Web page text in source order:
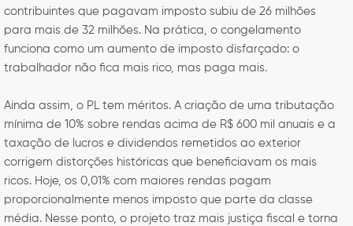
contribuintes que pagavam imposto subiu de 26 milhões
para mais de 32 milhões. Na prática, o congelamento
funciona como um aumento de imposto disfarçado: o
trabalhador não fica mais rico, mas paga mais.
Ainda assim, o PL tem méritos. A criação de uma tributação
mínima de 10% sobre rendas acima de R$ 600 mil anuais e a
taxação de lucros e dividendos remetidos ao exterior
corrigem distorções históricas que beneficiavam os mais
ricos. Hoje, os 0,01% com maiores rendas pagam
proporcionalmente menos imposto que parte da classe
média. Nesse ponto, o projeto traz mais justiça fiscal e torna